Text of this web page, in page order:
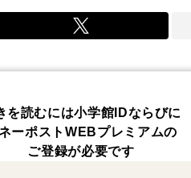
を読むには小学館IDならびに
ーポストWEBプレミアムの
ご登録が必要です